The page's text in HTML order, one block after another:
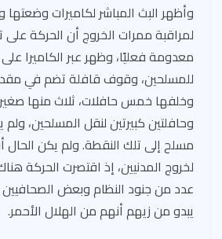
وأظهر البث المباشر لكاميرات وضعتها
لمراقبة ممرات الخروج أن الحركة
معدومة فعليًا، وظهر عبر الكاميرا
للمسلحين، وقوف قافلة تضم في
وخلفها خمس حافلات، ثلاث منها
وحافلتين كبيرتين لنقل المسلحين،
مسلح إلى تلك النقطة. ولم يكن الحال
لخروج المدنيين، إذ اقتصرت الحركة
عدد من جنود النظام وبعض
يبدو من زيهم أنهم من الهلال الأحمر.